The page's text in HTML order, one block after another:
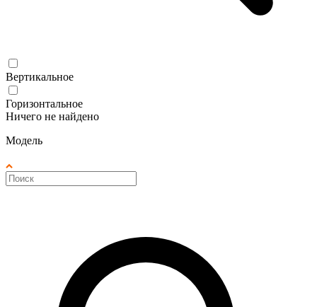
Вертикальное
Горизонтальное
Ничего не найдено
Модель